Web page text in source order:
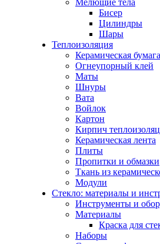
Мелющие тела
Бисер
Цилиндры
Шары
Теплоизоляция
Керамическая бумага
Огнеупорный клей
Маты
Шнуры
Вата
Войлок
Картон
Кирпич
Керамическая лента
Плиты
Пропитки и обмазки
Ткань из
Модули
Стекло: материалы и
Инструменты и
Материалы
Краска для
Наборы